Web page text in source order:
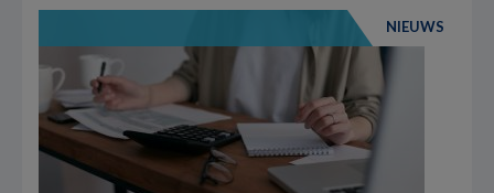
NIEUWS